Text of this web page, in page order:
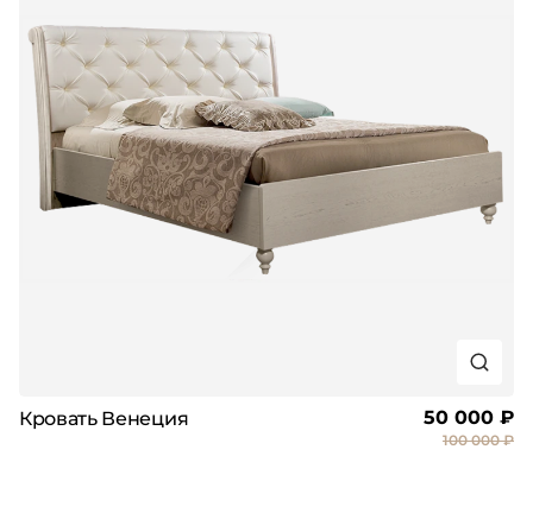
Кровать Венеция 50 000 ₽
100 000 ₽